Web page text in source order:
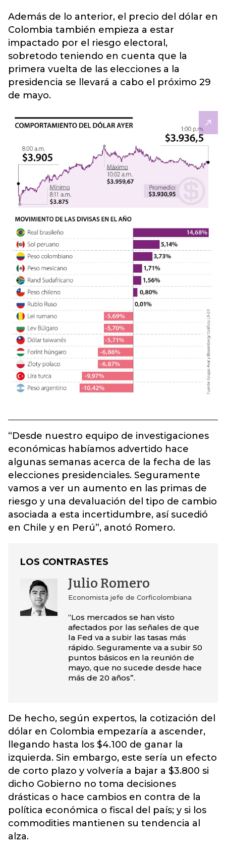
Además de lo anterior, el precio del dólar en
Colombia también empieza a estar
impactado por el riesgo electoral,
sobretodo teniendo en cuenta que la
primera vuelta de las elecciones a la
presidencia se llevará a cabo el próximo 29
de mayo.
“Desde nuestro equipo de investigaciones
económicas habíamos advertido hace
algunas semanas acerca de la fecha de las
elecciones presidenciales. Seguramente
vamos a ver un aumento en las primas de
riesgo y una devaluación del tipo de cambio
asociada a esta incertidumbre, así sucedió
en Chile y en Perú”, anotó Romero.
LOS CONTRASTES
Julio Romero
Economista jefe de Corficolombiana
“Los mercados se han visto
afectados por las señales de que
la Fed va a subir las tasas más
rápido. Seguramente va a subir 50
puntos básicos en la reunión de
mayo, que no sucede desde hace
más de 20 años”.
De hecho, según expertos, la cotización del
dólar en Colombia empezaría a ascender,
llegando hasta los $4.100 de ganar la
izquierda. Sin embargo, este sería un efecto
de corto plazo y volvería a bajar a $3.800 si
dicho Gobierno no toma decisiones
drásticas o hace cambios en contra de la
política económica o fiscal del país; y si los
commodities mantienen su tendencia al
alza.